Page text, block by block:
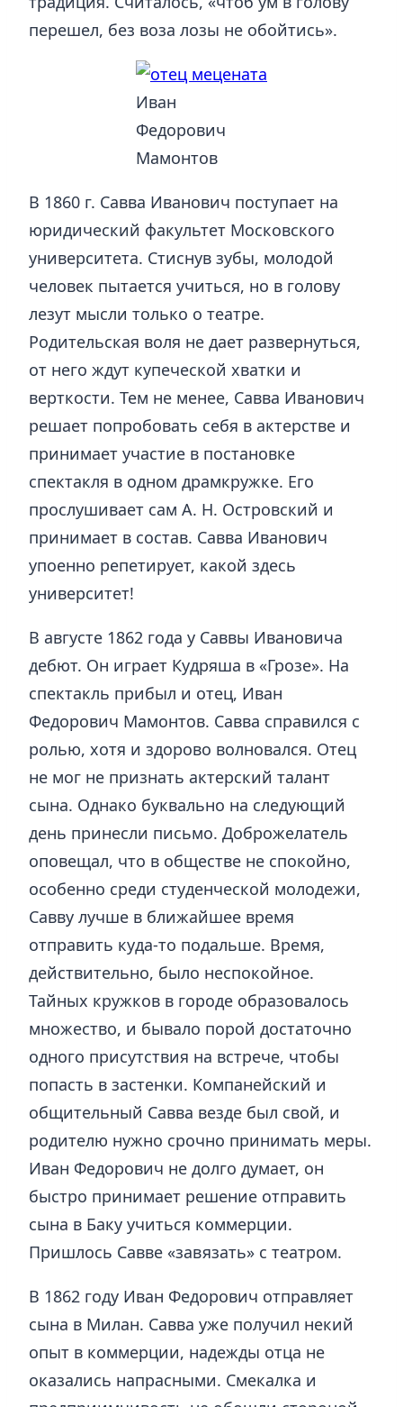
перешел, без воза лозы не обойтись».
Иван
Федорович
Мамонтов
В 1860 г. Савва Иванович поступает на
юридический факультет Московского
университета. Стиснув зубы, молодой
человек пытается учиться, но в голову
лезут мысли только о театре.
Родительская воля не дает развернуться,
от него ждут купеческой хватки и
верткости. Тем не менее, Савва Иванович
решает попробовать себя в актерстве и
принимает участие в постановке
спектакля в одном драмкружке. Его
прослушивает сам А. Н. Островский и
принимает в состав. Савва Иванович
упоенно репетирует, какой здесь
университет!
В августе 1862 года у Саввы Ивановича
дебют. Он играет Кудряша в «Грозе». На
спектакль прибыл и отец, Иван
Федорович Мамонтов. Савва справился с
ролью, хотя и здорово волновался. Отец
не мог не признать актерский талант
сына. Однако буквально на следующий
день принесли письмо. Доброжелатель
оповещал, что в обществе не спокойно,
особенно среди студенческой молодежи,
Савву лучше в ближайшее время
отправить куда-то подальше. Время,
действительно, было неспокойное.
Тайных кружков в городе образовалось
множество, и бывало порой достаточно
одного присутствия на встрече, чтобы
попасть в застенки. Компанейский и
общительный Савва везде был свой, и
родителю нужно срочно принимать меры.
Иван Федорович не долго думает, он
быстро принимает решение отправить
сына в Баку учиться коммерции.
Пришлось Савве «завязать» с театром.
В 1862 году Иван Федорович отправляет
сына в Милан. Савва уже получил некий
опыт в коммерции, надежды отца не
оказались напрасными. Смекалка и